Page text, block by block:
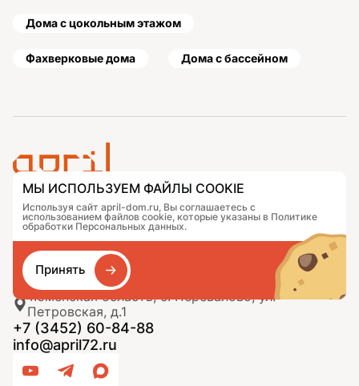
Дома с цокольным этажом
Фахверковые дома Дома с бассейном
Проекты
Подобрать дом
Портфолио
О компании
Сравнение
Контакты
Журнал
Как заказать
Тюменская область, с. Перевалово, ул.
Петровская, д.1
+7 (3452) 60-84-88
info@april72.ru
МЫ ИСПОЛЬЗУЕМ ФАЙЛЫ COOKIE
Используя сайт april-dom.ru, Вы соглашаетесь с
использованием файлов cookie, которые указаны в Политике
обработки Персональных данных.
Принять